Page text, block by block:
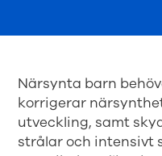
Närsynta barn
korrigerar
utveckling, samt
strålar och intensivt